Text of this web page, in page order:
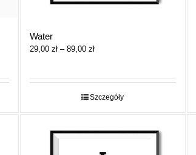
Water
29,00 zł – 89,00 złZakres
29,00 zł
do
Szczegóły